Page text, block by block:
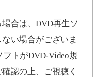
合は、DVD再生ソ
い場合がございま
トがDVD-Video規
認の上、ご視聴く